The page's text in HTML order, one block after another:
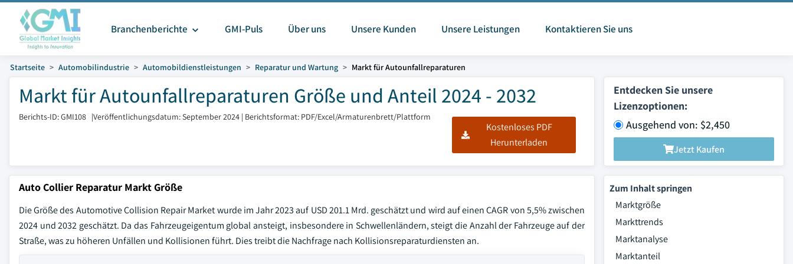
Branchenberichte GMI-Puls Über uns Unsere Kunden Unsere Leistungen Kontaktieren Sie uns
Startseite Automobilindustrie Automobildienstleistungen Reparatur und Wartung Markt für Autounfallreparaturen
Markt für Autounfallreparaturen Größe und Anteil 2024 - 2032
Berichts-ID: GMI108 |Veröffentlichungsdatum: September 2024 | Berichtsformat: PDF/Excel/Armaturenbrett/Plattform
Kostenloses PDF
Herunterladen
Entdecken Sie unsere
Lizenzoptionen:
Ausgehend von: $2,450
Jetzt Kaufen
Auto Collier Reparatur Markt Größe
Die Größe des Automotive Collision Repair Market wurde im Jahr 2023 auf USD 201.1 Mrd. geschätzt und wird auf einen CAGR von 5,5% zwischen
2024 und 2032 geschätzt. Da das Fahrzeugeigentum global ansteigt, insbesondere in Schwellenländern, steigt die Anzahl der Fahrzeuge auf der
Straße, was zu höheren Unfällen und Kollisionen führt. Dies treibt die Nachfrage nach Kollisionsreparaturdiensten an.
Zum Inhalt springen
Marktgröße
Markttrends
Marktanalyse
Marktanteil